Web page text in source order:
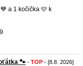
a 1 kočička 🩷 k
🐾 - TOP - [8.8. 2026]